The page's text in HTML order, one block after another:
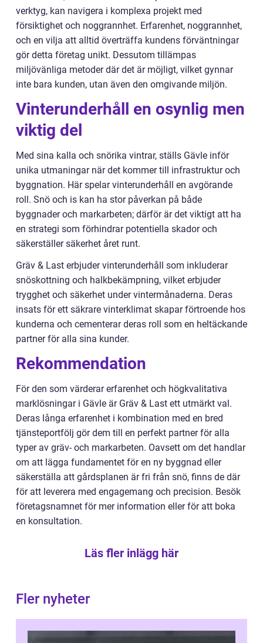
verktyg, kan navigera i komplexa projekt med
försiktighet och noggrannhet. Erfarenhet, noggrannhet,
och en vilja att alltid överträffa kundens förväntningar
gör detta företag unikt. Dessutom tillämpas
miljövänliga metoder där det är möjligt, vilket gynnar
inte bara kunden, utan även den omgivande miljön.
Vinterunderhåll en osynlig men
viktig del
Med sina kalla och snörika vintrar, ställs Gävle inför
unika utmaningar när det kommer till infrastruktur och
byggnation. Här spelar vinterunderhåll en avgörande
roll. Snö och is kan ha stor påverkan på både
byggnader och markarbeten; därför är det viktigt att ha
en strategi som förhindrar potentiella skador och
säkerställer säkerhet året runt.
Gräv & Last erbjuder vinterunderhåll som inkluderar
snöskottning och halkbekämpning, vilket erbjuder
trygghet och säkerhet under vintermånaderna. Deras
insats för ett säkrare vinterklimat skapar förtroende hos
kunderna och cementerar deras roll som en heltäckande
partner för alla sina kunder.
Rekommendation
För den som värderar erfarenhet och högkvalitativa
marklösningar i Gävle är Gräv & Last ett utmärkt val.
Deras långa erfarenhet i kombination med en bred
tjänsteportfölj gör dem till en perfekt partner för alla
typer av gräv- och markarbeten. Oavsett om det handlar
om att lägga fundamentet för en ny byggnad eller
säkerställa att gårdsplanen är fri från snö, finns de där
för att leverera med engagemang och precision. Besök
företagsnamnet för mer information eller för att boka
en konsultation.
Läs fler inlägg här
Fler nyheter